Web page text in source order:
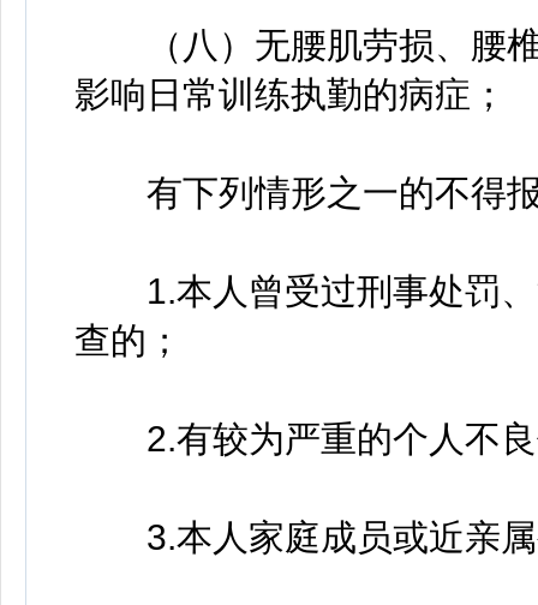
（八）无腰肌劳损、腰椎
影响日常训练执勤的病症；
有下列情形之一的不得
1.本人曾受过刑事处罚、
查的；
2.有较为严重的个人不良
3.本人家庭成员或近亲属